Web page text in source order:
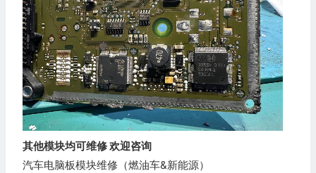
其他模块均可维修 欢迎咨询
汽车电脑板模块维修（燃油车&新能源）